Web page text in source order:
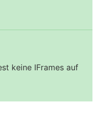
keine IFrames auf